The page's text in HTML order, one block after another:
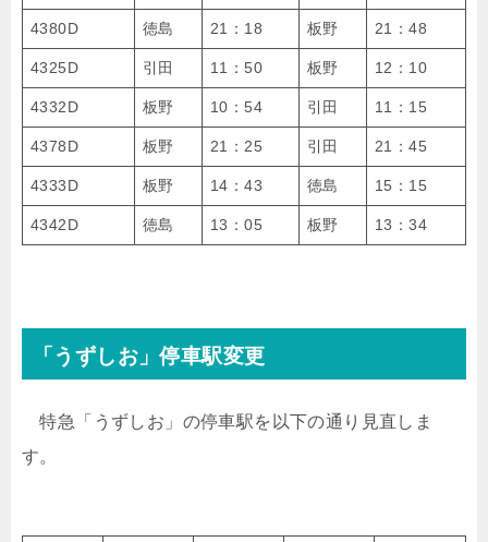
4380D 徳島 21：18 板野 21：48
4325D 引田 11：50 板野 12：10
4332D 板野 10：54 引田 11：15
4378D 板野 21：25 引田 21：45
4333D 板野 14：43 徳島 15：15
4342D 徳島 13：05 板野 13：34
「うずしお」停車駅変更
特急「うずしお」の停車駅を以下の通り見直しま
す。